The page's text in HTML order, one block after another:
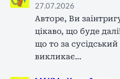
27.07.2026
Авторе, Ви
цікаво, що буде
що то за
викликає…